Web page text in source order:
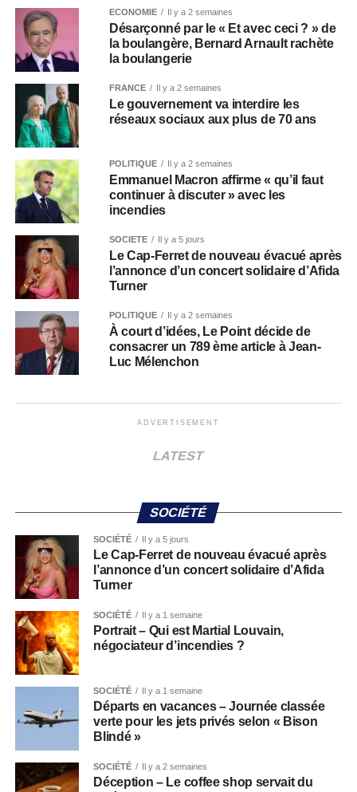
ECONOMIE Il y a 2 semaines
Désarçonné par le « Et avec ceci ? » de
la boulangère, Bernard Arnault rachète
la boulangerie
FRANCE Il y a 2 semaines
Le gouvernement va interdire les
réseaux sociaux aux plus de 70 ans
POLITIQUE Il y a 2 semaines
Emmanuel Macron affirme « qu’il faut
continuer à discuter » avec les
incendies
SOCIÉTÉ Il y a 5 jours
Le Cap-Ferret de nouveau évacué après
l’annonce d’un concert solidaire d’Afida
Turner
POLITIQUE Il y a 2 semaines
À court d’idées, Le Point décide de
consacrer un 789 ème article à Jean-
Luc Mélenchon
ADVERTISEMENT
LATEST
SOCIÉTÉ
SOCIÉTÉ Il y a 5 jours
Le Cap-Ferret de nouveau évacué après
l’annonce d’un concert solidaire d’Afida
Turner
SOCIÉTÉ Il y a 1 semaine
Portrait – Qui est Martial Louvain,
négociateur d’incendies ?
SOCIÉTÉ Il y a 1 semaine
Départs en vacances – Journée classée
verte pour les jets privés selon « Bison
Blindé »
SOCIÉTÉ Il y a 2 semaines
Déception – Le coffee shop servait du